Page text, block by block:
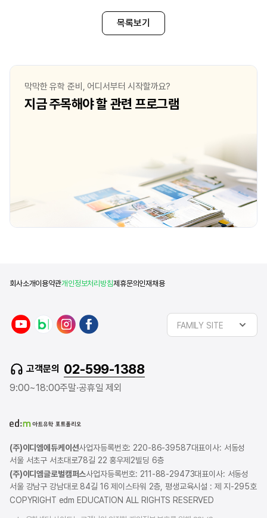
목록보기
막막한 유학 준비, 어디서부터 시작할까요?
지금 주목해야 할 관련 프로그램
회사소개이용약관개인정보처리방침제휴문의 인재채용
FAMILY SITE
고객문의 02-599-1388
9:00~18:00주말·공휴일 제외
(주)이디엠에듀케이션사업자등록번호: 220-86-39587대표이사: 서동성
서울 서초구 서초대로78길 22 홍우제2빌딩 6층
(주)이디엠글로벌캠퍼스사업자등록번호: 211-88-29473대표이사: 서동성
서울 강남구 강남대로 84길 16 제이스타워 2층, 평생교육시설 : 제 지-295호
COPYRIGHT edm EDUCATION ALL RIGHTS RESERVED